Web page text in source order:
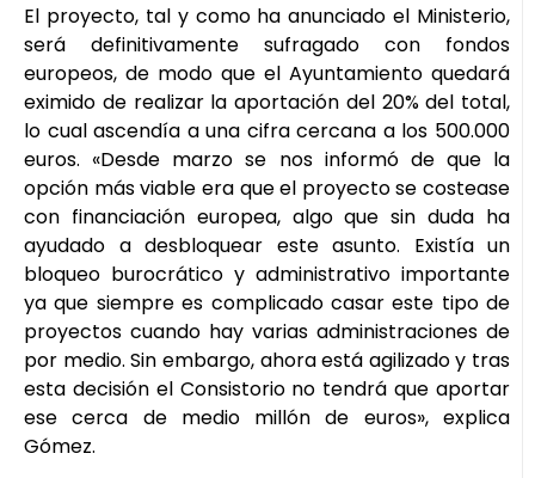
El proyecto, tal y como ha anunciado el Ministerio,
será definitivamente sufragado con fondos
europeos, de modo que el Ayuntamiento quedará
eximido de realizar la aportación del 20% del total,
lo cual ascendía a una cifra cercana a los 500.000
euros. «Desde marzo se nos informó de que la
opción más viable era que el proyecto se costease
con financiación europea, algo que sin duda ha
ayudado a desbloquear este asunto. Existía un
bloqueo burocrático y administrativo importante
ya que siempre es complicado casar este tipo de
proyectos cuando hay varias administraciones de
por medio. Sin embargo, ahora está agilizado y tras
esta decisión el Consistorio no tendrá que aportar
ese cerca de medio millón de euros», explica
Gómez.